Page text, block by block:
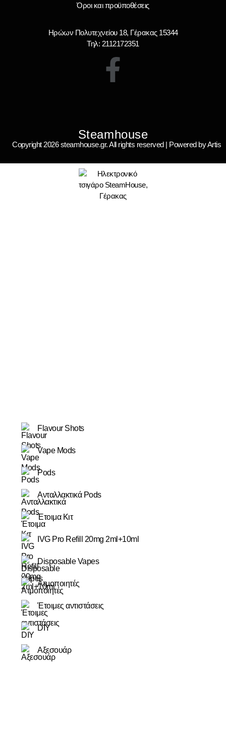
Όροι και προϋποθέσεις
Ηρώων Πολυτεχνείου 18, Γέρακας 15344
Τηλ: 2112172351
Steamhouse
Copyright 2026 steamhouse.gr. All rights reserved | Powered by Artis
Flavour Shots
Vape Mods
Pods
Ανταλλακτικά Pods
Έτοιμα Κιτ
IVG Pro Refill 20mg 2ml+10ml
Disposable Vapes
Ατμοποιητές
Έτοιμες αντιστάσεις
DIY
Αξεσουάρ